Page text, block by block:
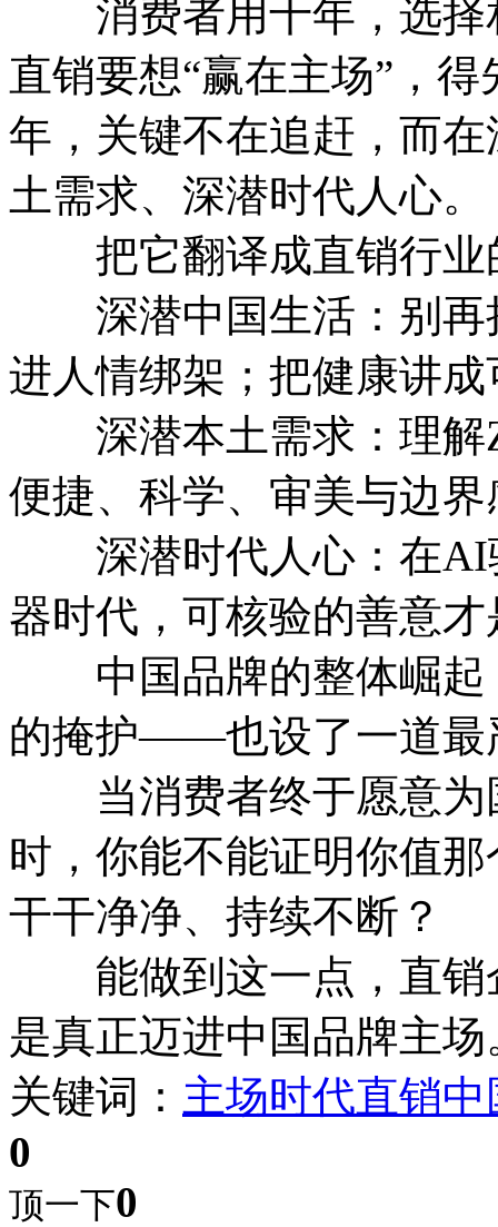
消费者用十年，选择
直销要想“赢在主场”，
年，关键不在追赶，而
土需求、深潜时代人心。
把它翻译成直销行业
深潜中国生活：别再
进人情绑架；把健康讲
深潜本土需求：理解Z
便捷、科学、审美与边
深潜时代人心：在AI
器时代，可核验的善意
中国品牌的整体崛起
的掩护——也设了一道最
当消费者终于愿意为
时，你能不能证明你值
干干净净、持续不断？
能做到这一点，直销
是真正迈进中国品牌主场
关键词： 主场时代直销中
0
顶一下0